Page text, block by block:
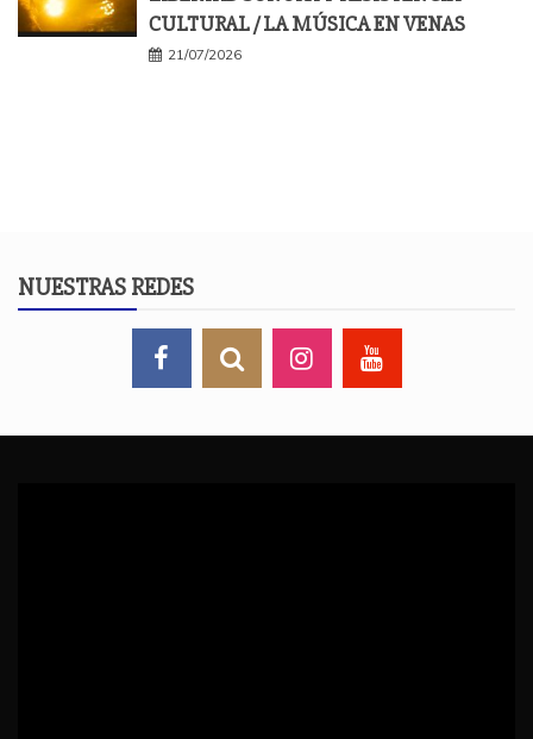
CULTURAL / LA MÚSICA EN VENAS
21/07/2026
NUESTRAS REDES